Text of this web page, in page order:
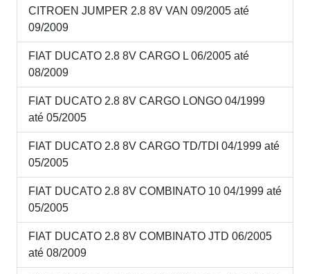
CITROEN JUMPER 2.8 8V VAN 09/2005 até
09/2009
FIAT DUCATO 2.8 8V CARGO L 06/2005 até
08/2009
FIAT DUCATO 2.8 8V CARGO LONGO 04/1999
até 05/2005
FIAT DUCATO 2.8 8V CARGO TD/TDI 04/1999 até
05/2005
FIAT DUCATO 2.8 8V COMBINATO 10 04/1999 até
05/2005
FIAT DUCATO 2.8 8V COMBINATO JTD 06/2005
até 08/2009